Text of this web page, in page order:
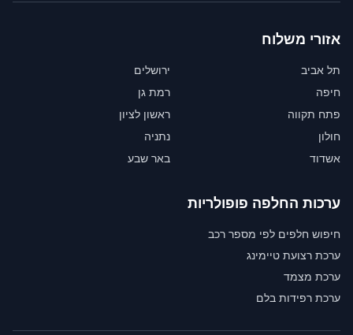
אזורי משלוח
תל אביב
ירושלים
חיפה
רמת גן
פתח תקווה
ראשון לציון
חולון
נתניה
אשדוד
באר שבע
ערכות החלפה פופולריות
חיפוש חלפים לפי מספר רכב
ערכת רצועת טיימינג
ערכת מצמד
ערכת רפידות בלם